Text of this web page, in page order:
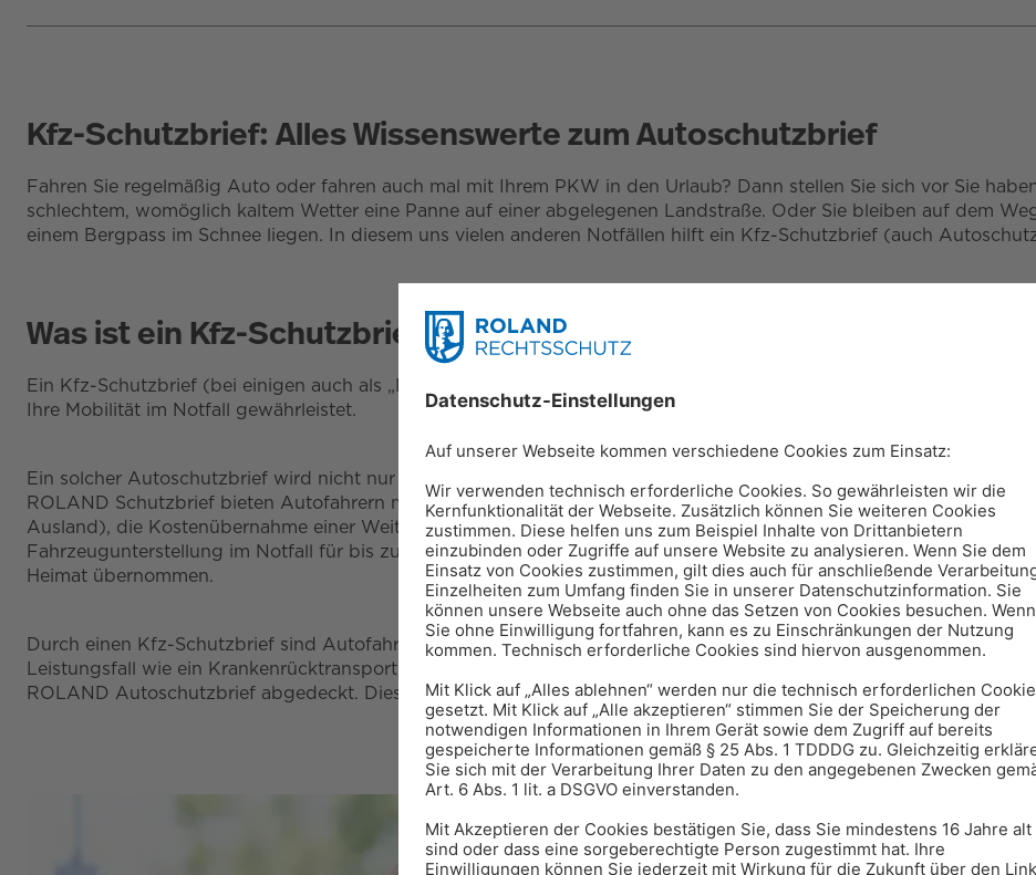
Kfz-Schutzbrief: Alles Wissenswerte zum Autoschutzbrief
Fahren Sie regelmäßig Auto oder fahren auch mal mit Ihrem PKW in den Urlaub? Dann stellen Sie sich vor Sie
schlechtem, womöglich kaltem Wetter eine Panne auf einer abgelegenen Landstraße. Oder Sie bleiben auf dem
einem Bergpass im Schnee liegen. In diesem uns vielen anderen Notfällen hilft ein Kfz-Schutzbrief (auch
Was ist ein Kfz-Schutzbrief?
Ein Kfz-Schutzbrief (bei einigen auch als „Mobilitätsgarantie“ bezeichnet) ist eine zusätzliche Absicherung für
Ihre Mobilität im Notfall gewährleistet.
Ein solcher Autoschutzbrief wird nicht nur Kfz-Versicherungen als Zusatzprodukt verkauft oder von
ROLAND Schutzbrief bieten Autofahrern mit ihrem Kfz-Schutzbrief eine Reihe von Zusatzleistungen wie bspw. ein
Ausland), die Kostenübernahme einer Weiterfahrt oder Rückfahrt zum Wohnsitz sowie ggfs. Übernachtungen, die
Fahrzeugunterstellung im Notfall für bis zu zwei Wochen. Im schlimmsten Fall werden auch Kosten für die
Heimat übernommen.
Durch einen Kfz-Schutzbrief sind Autofahrer bei Pannen oder Unfällen zusätzlich zu Ihrer Kfz-Versicherung
Leistungsfall wie ein Krankenrücktransport, Abschleppdienst, die Organisation eines Mietwagens oder die
ROLAND Autoschutzbrief abgedeckt. Diese Leistungen greifen übrigens ebenfalls im (europäischen) Ausland.